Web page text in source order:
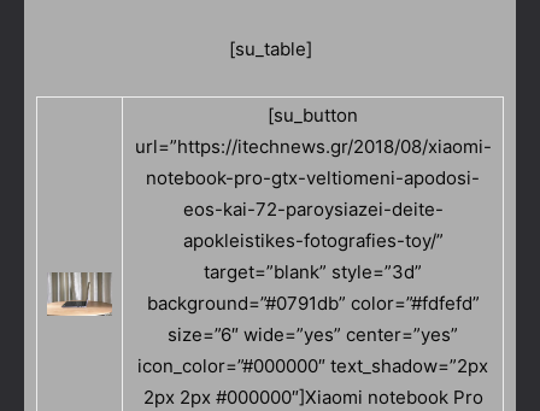
[su_table]
[su_button
url=”https://itechnews.gr/2018/08/xiaomi-
notebook-pro-gtx-veltiomeni-apodosi-
eos-kai-72-paroysiazei-deite-
apokleistikes-fotografies-toy/”
target=”blank” style=”3d”
background=”#0791db” color=”#fdfefd”
size=”6″ wide=”yes” center=”yes”
icon_color=”#000000″ text_shadow=”2px
2px 2px #000000″]Xiaomi notebook Pro